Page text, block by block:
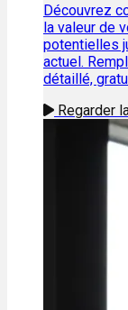
Découvrez
la valeur de
potentielles
actuel.
détaillé,
Regarder